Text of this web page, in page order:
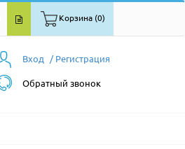
Корзина (0)
Вход / Регистрация
Обратный звонок